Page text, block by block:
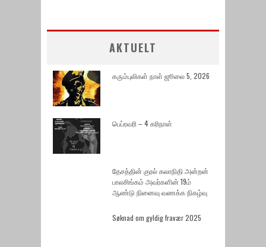
AKTUELT
கரும்புலிகள் நாள் ஜூலை 5, 2026
பெப்ரவரி – 4 கரிநாள்
தேசத்தின் குரல் கலாநிதி அன்றன்
பாலசிங்கம் அவர்களின் 19ம்
ஆண்டு நினைவு வணக்க நிகழ்வு
Søknad om gyldig fravær 2025